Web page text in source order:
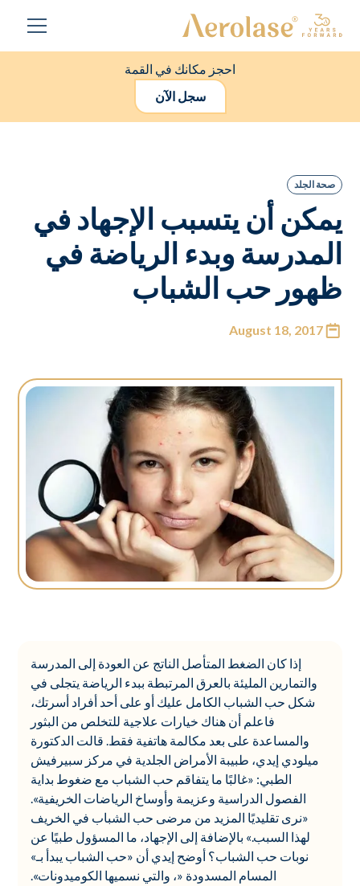
احجز مكانك في القمة
سجل الآن
صحة الجلد
يمكن أن يتسبب الإجهاد في
المدرسة وبدء الرياضة في
ظهور حب الشباب
August 18, 2017
إذا كان الضغط المتأصل الناتج عن العودة إلى المدرسة
والتمارين المليئة بالعرق المرتبطة ببدء الرياضة يتجلى في
شكل حب الشباب الكامل عليك أو على أحد أفراد أسرتك،
فاعلم أن هناك خيارات علاجية للتخلص من البثور
والمساعدة على بعد مكالمة هاتفية فقط. قالت الدكتورة
ميلودي إيدي، طبيبة الأمراض الجلدية في مركز سبيرفيش
الطبي: «غالبًا ما يتفاقم حب الشباب مع ضغوط بداية
الفصول الدراسية وعزيمة وأوساخ الرياضات الخريفية».
«نرى تقليديًا المزيد من مرضى حب الشباب في الخريف
لهذا السبب.» بالإضافة إلى الإجهاد، ما المسؤول طبيًا عن
نوبات حب الشباب؟ أوضح إيدي أن «حب الشباب يبدأ بـ»
المسام المسدودة «، والتي نسميها الكوميدونات».